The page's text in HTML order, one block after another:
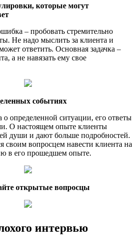
которые могут
– пробовать стремительно
Не надо мыслить за клиента и
ответить. Основная задачка –
а не навязать ему свое
событиях
определенной ситуации, его ответы
О настоящем опыте клиенты
души и дают больше подробностей.
своим вопросцем навести клиента на
в его прошедшем опыте.
открытые вопросцы
интервью